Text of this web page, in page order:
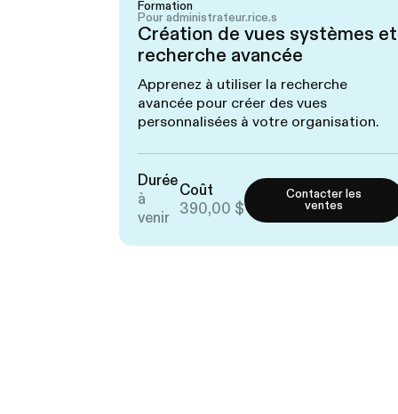
Formation
Pour administrateur.rice.s
Création de vues systèmes et
recherche avancée
Apprenez à utiliser la recherche
avancée pour créer des vues
personnalisées à votre organisation.
Durée
à
venir
Coût
390,00 $
Contacter les
ventes